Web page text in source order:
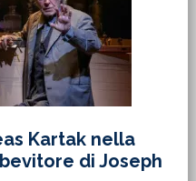
Kartak nella
di Joseph